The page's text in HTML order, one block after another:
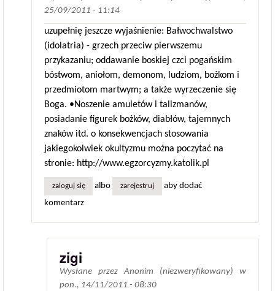
25/09/2011 - 11:14
uzupełnię jeszcze wyjaśnienie: Bałwochwalstwo
(idolatria) - grzech przeciw pierwszemu
przykazaniu; oddawanie boskiej czci pogańskim
bóstwom, aniołom, demonom, ludziom, bożkom i
przedmiotom martwym; a także wyrzeczenie się
Boga. •Noszenie amuletów i talizmanów,
posiadanie figurek bożków, diabłów, tajemnych
znaków itd. o konsekwencjach stosowania
jakiegokolwiek okultyzmu można poczytać na
stronie: http://www.egzorcyzmy.katolik.pl
zaloguj się albo zarejestruj
aby dodać
komentarz
zigi
Wysłane przezAnonim (niezweryfikowany) w
pon., 14/11/2011 - 08:30